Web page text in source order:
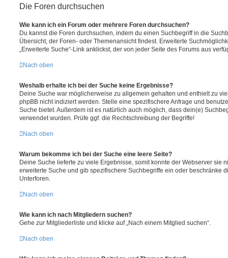
Die Foren durchsuchen
Wie kann ich ein Forum oder mehrere Foren durchsuchen?
Du kannst die Foren durchsuchen, indem du einen Suchbegriff in die
Übersicht, der Foren- oder Themenansicht findest. Erweiterte
„Erweiterte Suche“-Link anklickst, der von jeder Seite des Forums aus
Nach oben
Weshalb erhalte ich bei der Suche keine Ergebnisse?
Deine Suche war möglicherweise zu allgemein gehalten und enthielt zu
phpBB nicht indiziert werden. Stelle eine spezifischere Anfrage und
Suche bietet. Außerdem ist es natürlich auch möglich, dass dein(e)
verwendet wurden. Prüfe ggf. die Rechtschreibung der Begriffe!
Nach oben
Warum bekomme ich bei der Suche eine leere Seite?
Deine Suche lieferte zu viele Ergebnisse, somit konnte der Webserver sie
erweiterte Suche und gib spezifischere Suchbegriffe ein oder beschränke
Unterforen.
Nach oben
Wie kann ich nach Mitgliedern suchen?
Gehe zur Mitgliederliste und klicke auf „Nach einem Mitglied suchen“.
Nach oben